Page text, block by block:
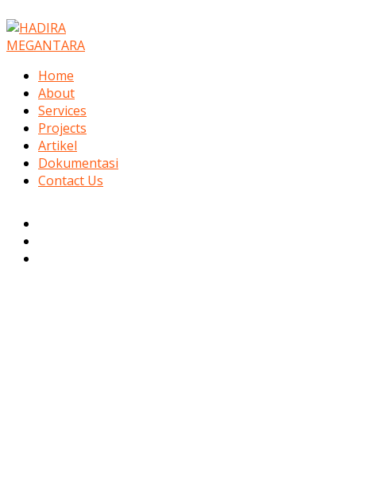
ke
konten
Home
About
Services
Projects
Artikel
Dokumentasi
Contact Us